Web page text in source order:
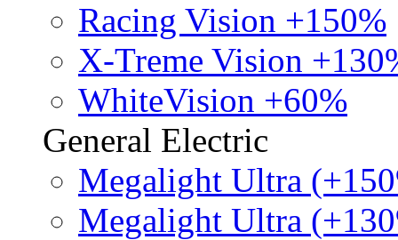
Racing Vision +150%
X-Treme Vision
WhiteVision +60%
General Electric
Megalight Ultra
Megalight Ultra